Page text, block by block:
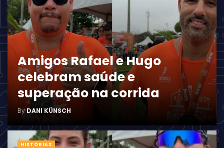
Amigos Rafael e Hugo
celebram saúde e
superação na corrida
By DANI KÜNSCH
HISTÓRIAS